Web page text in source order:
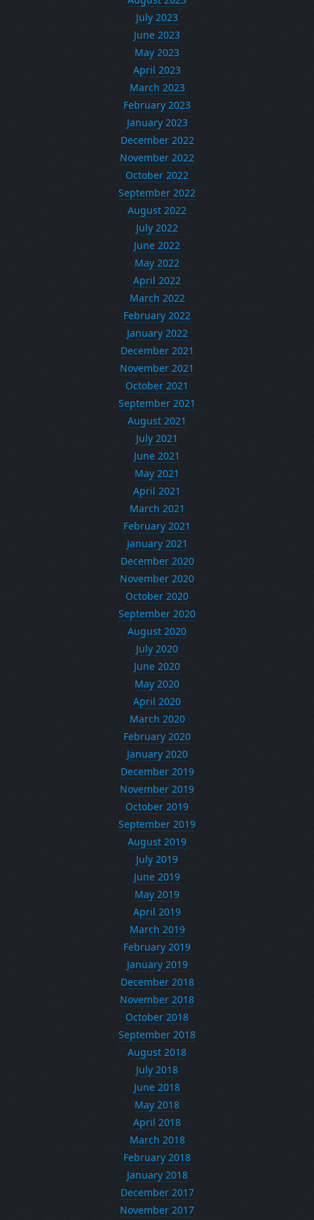
July 2023
June 2023
May 2023
April 2023
March 2023
February 2023
January 2023
December 2022
November 2022
October 2022
September 2022
August 2022
July 2022
June 2022
May 2022
April 2022
March 2022
February 2022
January 2022
December 2021
November 2021
October 2021
September 2021
August 2021
July 2021
June 2021
May 2021
April 2021
March 2021
February 2021
January 2021
December 2020
November 2020
October 2020
September 2020
August 2020
July 2020
June 2020
May 2020
April 2020
March 2020
February 2020
January 2020
December 2019
November 2019
October 2019
September 2019
August 2019
July 2019
June 2019
May 2019
April 2019
March 2019
February 2019
January 2019
December 2018
November 2018
October 2018
September 2018
August 2018
July 2018
June 2018
May 2018
April 2018
March 2018
February 2018
January 2018
December 2017
November 2017